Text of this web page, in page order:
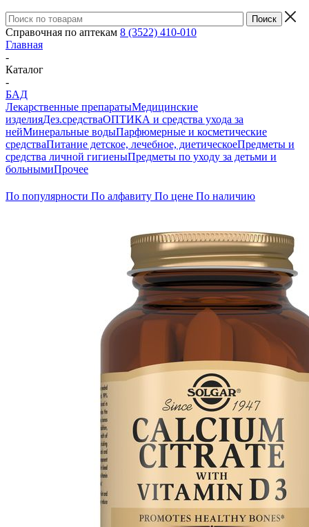
Справочная по аптекам 8 (3522) 410-010
Главная
-
Каталог
-
БАД
Лекарственные препаратыМедицинские
изделияДез.средстваОПТИКА и средства ухода за
нейМинеральные водыПарфюмерные и косметические
средстваПитание детское, лечебное, диетическоеПредметы и
средства личной гигиеныПредметы по уходу за детьми и
больнымиПрочее
По популярности По алфавиту По цене По наличию